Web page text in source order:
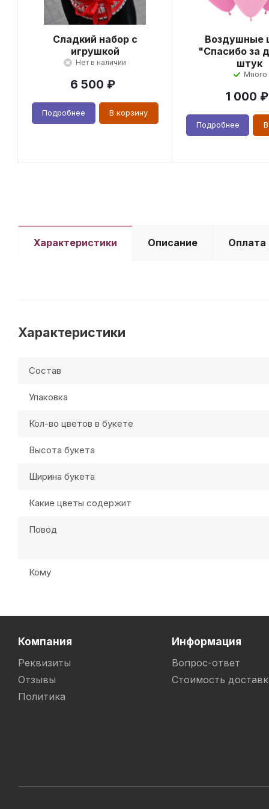
Сладкий набор с
игрушкой
Нет в наличии
6 500 ₽
Подробнее В корзину
Воздушные
"Спасибо за
штук
Много
1 000 ₽
Подробнее
Характеристики Описание Оплата
Характеристики
Состав
Упаковка
Кол-во цветов в букете
Высота букета
Ширина букета
Какие цветы содержит
Повод
Кому
Компания
Реквизиты
Отзывы
Политика
Информация
Вопрос-ответ
Стоимость